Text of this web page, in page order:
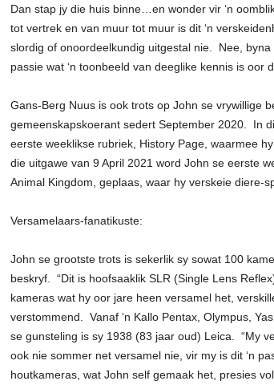
Dan stap jy die huis binne…en wonder vir ‘n
tot vertrek en van muur tot muur is dit ‘n
slordig of onoordeelkundig uitgestal nie. Nee,
passie wat ‘n toonbeeld van deeglike kennis is oor
Gans-Berg Nuus is ook trots op John se vrywillige
gemeenskapskoerant sedert September 2020. In
eerste weeklikse rubriek, History Page, waarmee
die uitgawe van 9 April 2021 word John se eerste
Animal Kingdom, geplaas, waar hy verskeie diere-
Versamelaars-fanatikuste:
John se grootste trots is sekerlik sy sowat 100
beskryf. “Dit is hoofsaaklik SLR (Single Lens
kameras wat hy oor jare heen versamel het,
verstommend. Vanaf ‘n Kallo Pentax, Olympus,
se gunsteling is sy 1938 (83 jaar oud) Leica. “My
ook nie sommer net versamel nie, vir my is dit ‘n
houtkameras, wat John self gemaak het,